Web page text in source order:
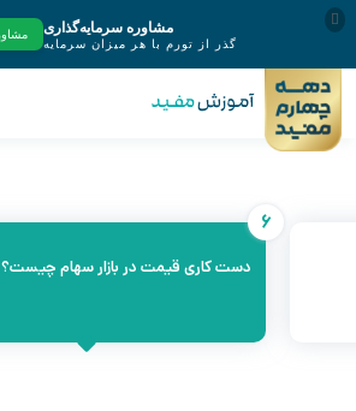
6
دست کاری قیمت در بازار سهام چیست؟